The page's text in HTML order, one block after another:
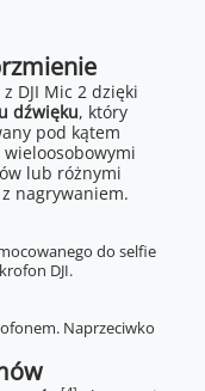
DJI Mic 2 dzięki
dźwięku, który
pod kątem
wieloosobowymi
lub różnymi
nagrywaniem.